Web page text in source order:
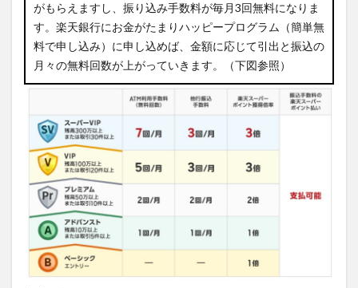
がもらえますし、振り込み手数料が毎月3回無料になりま
す。楽天銀行にお金がたまりハッピープログラム（簡単無
料で申し込み）に申し込めば、金額に応じて引出と振込の
月々の無料回数が上がっていきます。（下図参照）